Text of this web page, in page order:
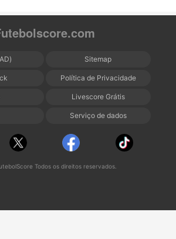
Sitemap
Política de Privacidade
Livescore Grátis
Serviço de dados
Todos os direitos reservados.